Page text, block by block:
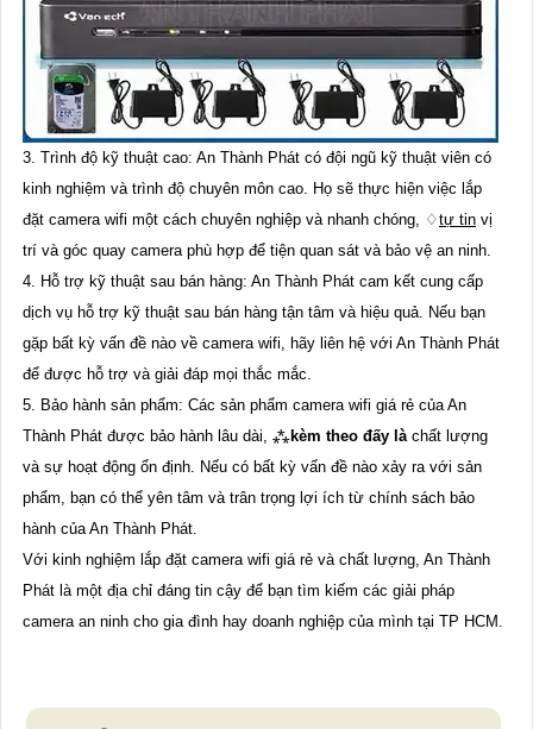
3. Trình độ kỹ thuật cao: An Thành Phát có đội ngũ kỹ thuật viên có
kinh nghiệm và trình độ chuyên môn cao. Họ sẽ thực hiện việc lắp
đặt camera wifi một cách chuyên nghiệp và nhanh chóng, ♢tự tin vị
trí và góc quay camera phù hợp để tiện quan sát và bảo vệ an ninh.
4. Hỗ trợ kỹ thuật sau bán hàng: An Thành Phát cam kết cung cấp
dịch vụ hỗ trợ kỹ thuật sau bán hàng tận tâm và hiệu quả. Nếu bạn
gặp bất kỳ vấn đề nào về camera wifi, hãy liên hệ với An Thành Phát
để được hỗ trợ và giải đáp mọi thắc mắc.
5. Bảo hành sản phẩm: Các sản phẩm camera wifi giá rẻ của An
Thành Phát được bảo hành lâu dài, ⁂kèm theo đấy là chất lượng
và sự hoạt động ổn định. Nếu có bất kỳ vấn đề nào xảy ra với sản
phẩm, bạn có thể yên tâm và trân trọng lợi ích từ chính sách bảo
hành của An Thành Phát.
Với kinh nghiệm lắp đặt camera wifi giá rẻ và chất lượng, An Thành
Phát là một địa chỉ đáng tin cậy để bạn tìm kiếm các giải pháp
camera an ninh cho gia đình hay doanh nghiệp của mình tại TP HCM.